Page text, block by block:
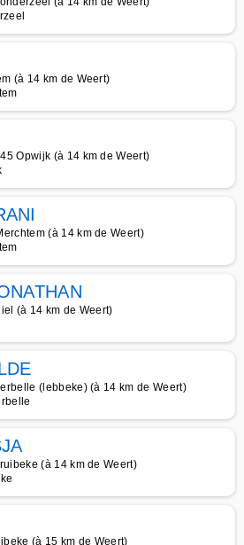
(à 14 km de Weert)
Opwijk (à 14 km de Weert)
(à 14 km de Weert)
(à 14 km de Weert)
(lebbeke) (à 14 km de Weert)
(à 14 km de Weert)
(à 15 km de Weert)